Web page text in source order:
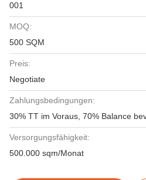
001
MOQ:
500 SQM
Preis:
Negotiate
Zahlungsbedingungen:
30% TT im Voraus, 70% Balance
Versorgungsfähigkeit:
500.000 sqm/Monat